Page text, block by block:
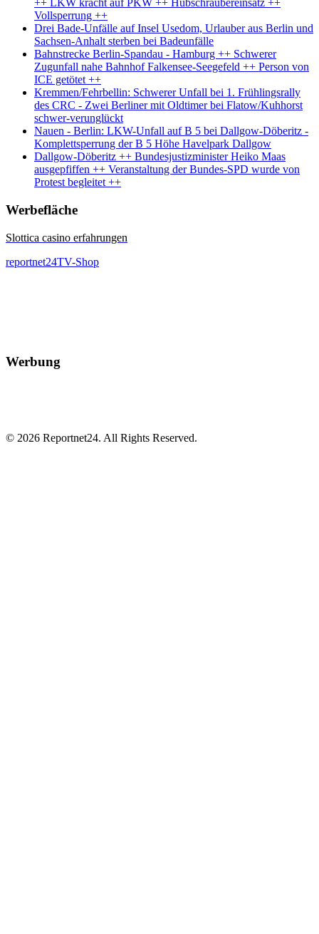
++ LKW kracht auf PKW ++ Hubschraubereinsatz ++
Vollsperrung ++
Drei Bade-Unfälle auf Insel Usedom, Urlauber aus Berlin und
Sachsen-Anhalt sterben bei Badeunfälle
Bahnstrecke Berlin-Spandau - Hamburg ++ Schwerer
Zugunfall nahe Bahnhof Falkensee-Seegefeld ++ Person von
ICE getötet ++
Kremmen/Fehrbellin: Schwerer Unfall bei 1. Frühlingsrally
des CRC - Zwei Berliner mit Oldtimer bei Flatow/Kuhhorst
schwer-verunglückt
Nauen - Berlin: LKW-Unfall auf B 5 bei Dallgow-Döberitz -
Komplettsperrung der B 5 Höhe Havelpark Dallgow
Dallgow-Döberitz ++ Bundesjustizminister Heiko Maas
ausgepfiffen ++ Veranstaltung der Bundes-SPD wurde von
Protest begleitet ++
Werbefläche
Slottica casino erfahrungen
reportnet24TV-Shop
Werbung
© 2026 Reportnet24. All Rights Reserved.